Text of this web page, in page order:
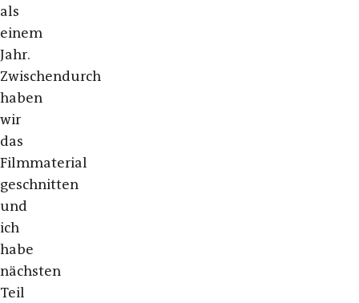
als
einem
Jahr.
Zwischendurch
haben
wir
das
Filmmaterial
geschnitten
und
ich
habe
nächsten
Teil